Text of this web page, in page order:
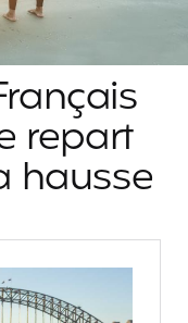
repart
hausse